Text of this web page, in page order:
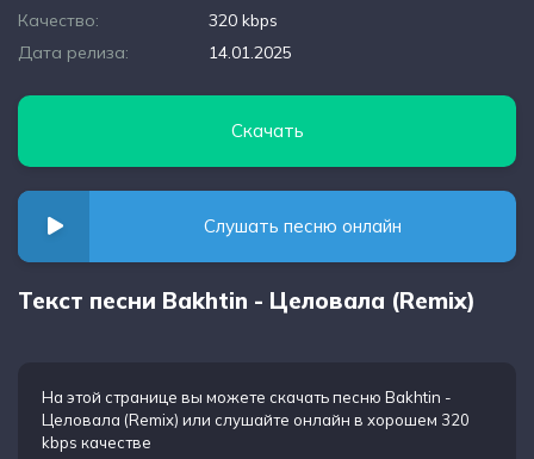
Качество:
320 kbps
Дата релиза:
14.01.2025
Скачать
Слушать песню онлайн
Текст песни Bakhtin - Целовала (Remix)
На этой странице вы можете скачать песню Bakhtin -
Целовала (Remix) или слушайте онлайн в хорошем 320
kbps качестве